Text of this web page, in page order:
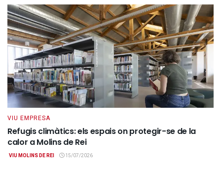
VIU EMPRESA
Refugis climàtics: els espais on protegir-se de la
calor a Molins de Rei
VIU MOLINS DE REI 15/07/2026